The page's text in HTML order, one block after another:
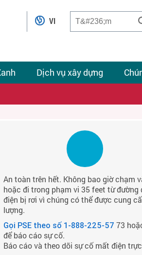
Dịch vụ xây dựng
VI
An toàn trên hết. Không bao giờ chạm
hoặc đi trong phạm vi 35 feet từ đường
điện bị rơi vì chúng có thể được cung
lượng.
Gọi PSE theo số 1-888-225-57 73
để báo cáo sự cố.
Báo cáo và theo dõi sự cố mất điện